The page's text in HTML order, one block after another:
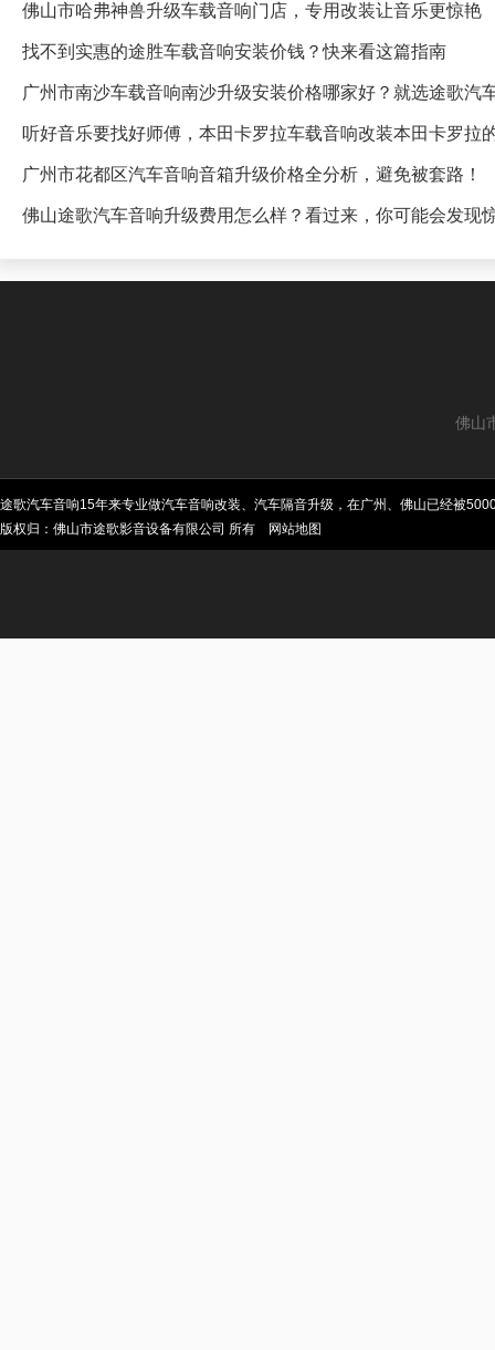
佛山市哈弗神兽升级车载音响门店，专用改装让音乐更惊艳
找不到实惠的途胜车载音响安装价钱？快来看这篇指南
广州市南沙车载音响南沙升级安装价格哪家好？就选途歌汽
听好音乐要找好师傅，本田卡罗拉车载音响改装本田卡罗拉
广州市花都区汽车音响音箱升级价格全分析，避免被套路！
佛山途歌汽车音响升级费用怎么样？看过来，你可能会发现
佛山
途歌汽车音响15年来专业做汽车音响改装、汽车隔音升级，在广州、佛山已经被
版权归：佛山市途歌影音设备有限公司 所有
网站地图